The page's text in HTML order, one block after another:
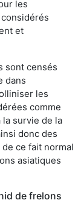
les
et
sont censés
dans
les
comme
survie de la
donc des
ce fait normal
asiatiques
de frelons